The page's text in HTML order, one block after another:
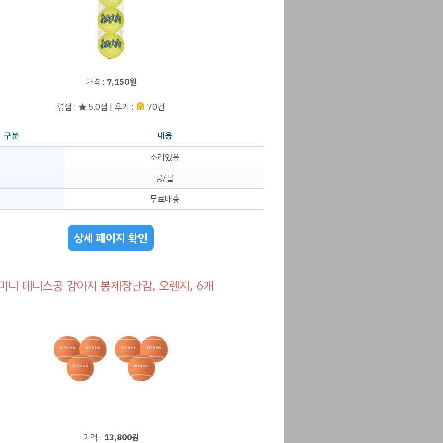
가격 : 7,150원
평점 : ★ 5.0점 | 후기 : 70건
구분
내용
소리있음
공/볼
무료배송
상세 페이지 확인
니 테니스공 강아지 봉제장난감, 오렌지, 6개
가격 : 13,800원